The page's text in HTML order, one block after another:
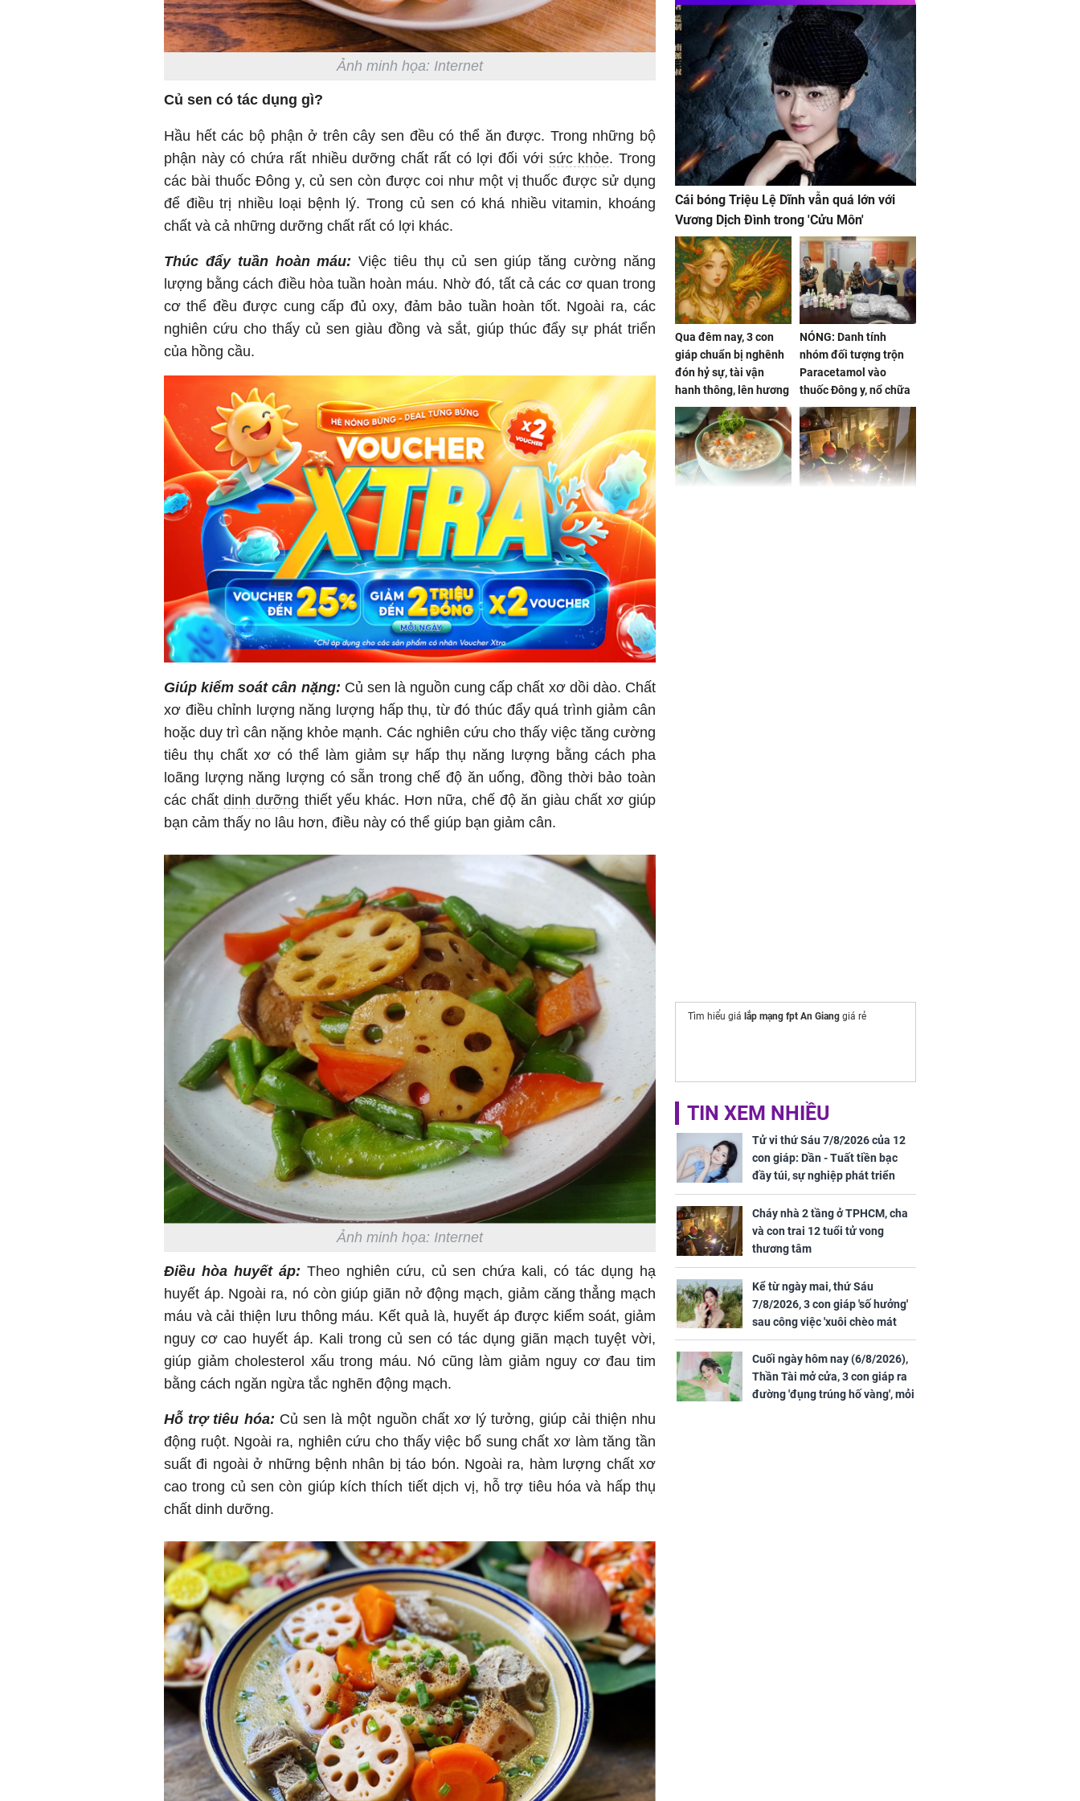
Ảnh minh họa: Internet
Củ sen có tác dụng gì?
Hầu hết các bộ phận ở trên cây sen đều có thể ăn được. Trong những bộ
phận này có chứa rất nhiều dưỡng chất rất có lợi đối với sức khỏe. Trong
các bài thuốc Đông y, củ sen còn được coi như một vị thuốc được sử dụng
để điều trị nhiều loại bệnh lý. Trong củ sen có khá nhiều vitamin, khoáng
chất và cả những dưỡng chất rất có lợi khác.
Thúc đẩy tuần hoàn máu: Việc tiêu thụ củ sen giúp tăng cường năng
lượng bằng cách điều hòa tuần hoàn máu. Nhờ đó, tất cả các cơ quan trong
cơ thể đều được cung cấp đủ oxy, đảm bảo tuần hoàn tốt. Ngoài ra, các
nghiên cứu cho thấy củ sen giàu đồng và sắt, giúp thúc đẩy sự phát triển
của hồng cầu.
Giúp kiểm soát cân nặng: Củ sen là nguồn cung cấp chất xơ dồi dào. Chất
xơ điều chỉnh lượng năng lượng hấp thụ, từ đó thúc đẩy quá trình giảm cân
hoặc duy trì cân nặng khỏe mạnh. Các nghiên cứu cho thấy việc tăng cường
tiêu thụ chất xơ có thể làm giảm sự hấp thụ năng lượng bằng cách pha
loãng lượng năng lượng có sẵn trong chế độ ăn uống, đồng thời bảo toàn
các chấtdinh dưỡng thiết yếu khác. Hơn nữa, chế độ ăn giàu chất xơ giúp
bạn cảm thấy no lâu hơn, điều này có thể giúp bạn giảm cân.
Ảnh minh họa: Internet
Điều hòa huyết áp: Theo nghiên cứu, củ sen chứa kali, có tác dụng hạ
huyết áp. Ngoài ra, nó còn giúp giãn nở động mạch, giảm căng thẳng mạch
máu và cải thiện lưu thông máu. Kết quả là, huyết áp được kiểm soát, giảm
nguy cơ cao huyết áp. Kali trong củ sen có tác dụng giãn mạch tuyệt vời,
giúp giảm cholesterol xấu trong máu. Nó cũng làm giảm nguy cơ đau tim
bằng cách ngăn ngừa tắc nghẽn động mạch.
Hỗ trợ tiêu hóa: Củ sen là một nguồn chất xơ lý tưởng, giúp cải thiện nhu
động ruột. Ngoài ra, nghiên cứu cho thấy việc bổ sung chất xơ làm tăng tần
suất đi ngoài ở những bệnh nhân bị táo bón. Ngoài ra, hàm lượng chất xơ
cao trong củ sen còn giúp kích thích tiết dịch vị, hỗ trợ tiêu hóa và hấp thụ
chất dinh dưỡng.
Cái bóng Triệu Lệ Dĩnh vẫn quá lớn với
Vương Dịch Đình trong 'Cửu Môn'
Qua đêm nay, 3 con
giáp chuẩn bị nghênh
đón hỷ sự, tài vận
hanh thông, lên hương
hóa Rồng hóa Phượng,
gom hết may mắn về
nhà
NÓNG: Danh tính
nhóm đối tượng trộn
Paracetamol vào
thuốc Đông y, nổ chữa
bách bệnh
Tìm hiểu giá lắp mạng fpt An Giang giá rẻ
TIN XEM NHIỀU
Tử vi thứ Sáu 7/8/2026 của 12
con giáp: Dần - Tuất tiền bạc
đầy túi, sự nghiệp phát triển
hưng thịnh, Mão - Thân tài lộc
ảm đạm, mọi sự khó thành công
mỹ mãn
Cháy nhà 2 tầng ở TPHCM, cha
và con trai 12 tuổi tử vong
thương tâm
Kể từ ngày mai, thứ Sáu
7/8/2026, 3 con giáp 'số hưởng'
sau công việc 'xuôi chèo mát
mái', tiền tài 'thu về như nước',
tình duyên viên mãn
Cuối ngày hôm nay (6/8/2026),
Thần Tài mở cửa, 3 con giáp ra
đường 'đụng trúng hố vàng', mỏi